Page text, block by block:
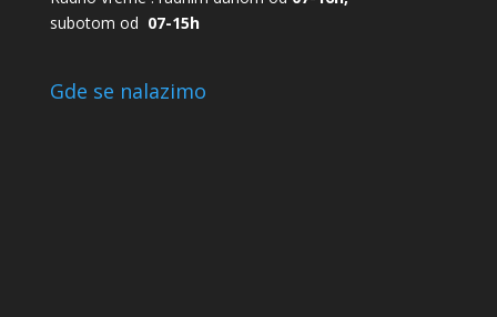
subotom od 07-15h
Gde se nalazimo